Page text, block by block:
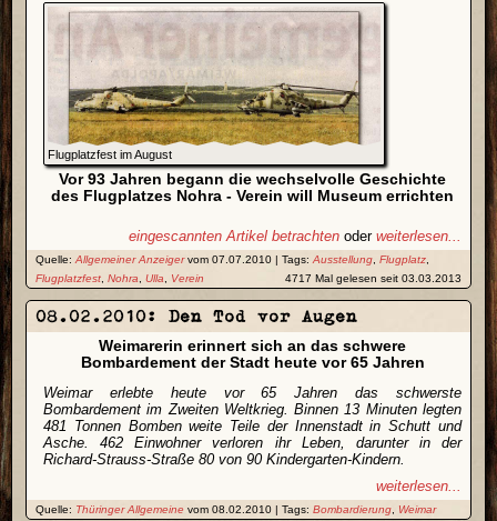
Flugplatzfest im August
Vor 93 Jahren begann die wechselvolle Geschichte
des Flugplatzes Nohra - Verein will Museum errichten
eingescannten Artikel betrachten oder weiterlesen...
Quelle: Allgemeiner Anzeigervom 07.07.2010 | Tags: Ausstellung Flugplatz
Flugplatzfest Nohra Ulla Verein 4717 Mal gelesen seit 03.03.2013
08.02.2010: Den Tod vor Augen
Weimarerin erinnert sich an das schwere
Bombardement der Stadt heute vor 65 Jahren
Weimar erlebte heute vor 65 Jahren das schwerste
Bombardement im Zweiten Weltkrieg. Binnen 13 Minuten legten
481 Tonnen Bomben weite Teile der Innenstadt in Schutt und
Asche. 462 Einwohner verloren ihr Leben, darunter in der
Richard-Strauss-Straße 80 von 90 Kindergarten-Kindern.
weiterlesen...
Quelle: Thüringer Allgemeine vom 08.02.2010 | Tags: Bombardierung
Weimar